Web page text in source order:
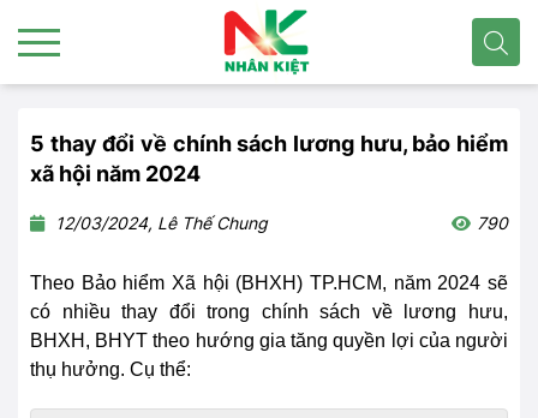
5 thay đổi về chính sách lương hưu, bảo hiểm
xã hội năm 2024
12/03/2024, Lê Thế Chung 790
Theo Bảo hiểm Xã hội (BHXH) TP.HCM, năm 2024 sẽ
có nhiều thay đổi trong chính sách về lương hưu,
BHXH, BHYT theo hướng gia tăng quyền lợi của người
thụ hưởng. Cụ thể: